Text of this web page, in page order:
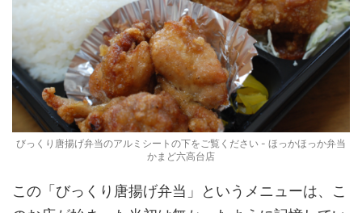
びっくり唐揚げ弁当のアルミシートの下をご覧ください - ほっかほっか弁当
かまど六高台店
この「びっくり唐揚げ弁当」というメニューは、こ